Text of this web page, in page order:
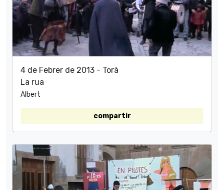
4 de Febrer de 2013 - Torà
La rua
Albert
compartir